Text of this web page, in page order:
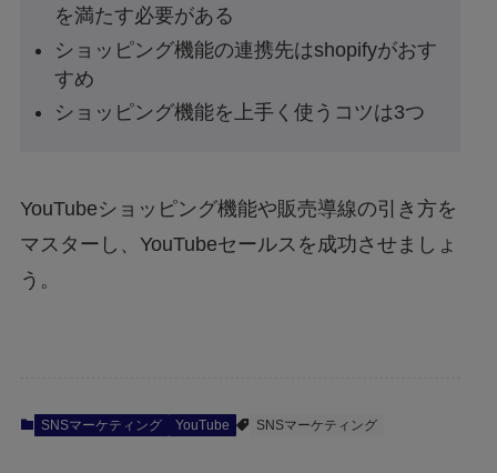
を満たす必要がある
ショッピング機能の連携先はshopifyがおす
すめ
ショッピング機能を上手く使うコツは3つ
YouTubeショッピング機能や販売導線の引き方を
マスターし、YouTubeセールスを成功させましょ
う。
SNSマーケティング YouTube SNSマーケティング